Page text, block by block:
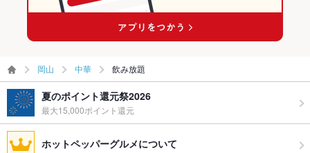
岡山 中華 飲み放題
夏のポイント還元祭2026
最大15,000ポイント還元
ホットペッパーグルメについて